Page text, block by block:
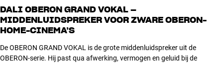
DALI OBERON GRAND VOKAL –
MIDDENLUIDSPREKER VOOR ZWARE OBERON-
HOME-CINEMA’S
De OBERON GRAND VOKAL is de grote middenluidspreker uit de
OBERON-serie. Hij past qua afwerking, vermogen en geluid bij de